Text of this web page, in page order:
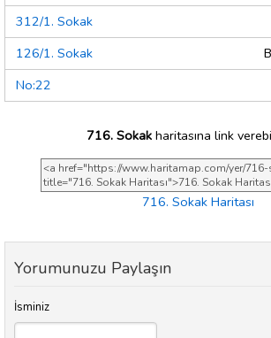
312/1. Sokak
126/1. Sokak
No:22
716. Sokakharitasına link
716. Sokak Haritası
Yorumunuzu Paylaşın
İsminiz